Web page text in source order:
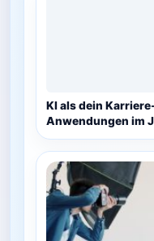
KI als dein
Anwendungen im